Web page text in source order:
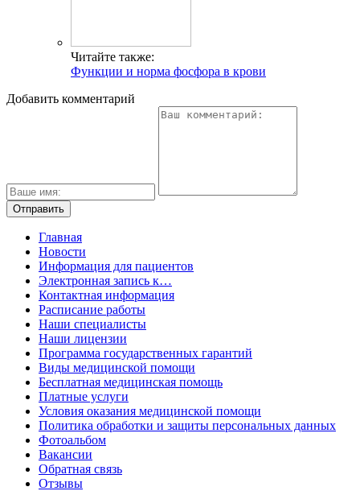
Читайте также:
Функции и норма фосфора в крови
Добавить комментарий
Главная
Новости
Информация для пациентов
Электронная запись к…
Контактная информация
Расписание работы
Наши специалисты
Наши лицензии
Программа государственных гарантий
Виды медицинской помощи
Бесплатная медицинская помощь
Платные услуги
Условия оказания медицинской помощи
Политика обработки и защиты персональных данных
Фотоальбом
Вакансии
Обратная связь
Отзывы